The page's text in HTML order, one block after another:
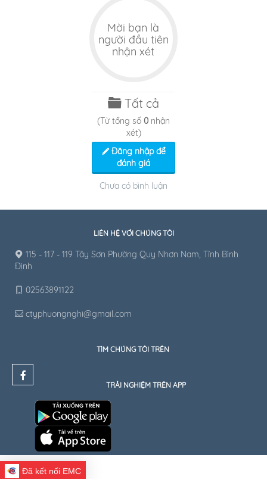
Mời bạn là
người đầu tiên
nhận xét
Tất cả
(Từ tổng số 0 nhận
xét)
Đăng nhập để
đánh giá
Chưa có bình luận
LIÊN HỆ VỚI CHÚNG TÔI
115 - 117 - 119 Tây Sơn Phường Quy Nhơn Nam, Tỉnh Bình
Định
02563891122
ctyphuongnghi@gmail.com
TÌM CHÚNG TÔI TRÊN
TRẢI NGHIỆM TRÊN APP
Đã kết nối EMC